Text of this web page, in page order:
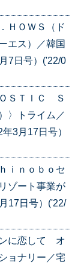
ＨＯＷＳ（ド
エス）／韓国
7日号）('22/0
ＳＴＩＣ Ｓ
〉トライム／
3月17日号）
ｉｎｏｂｏセ
ゾート事業が
17日号）('22/
に恋して オ
ョナリー／宅